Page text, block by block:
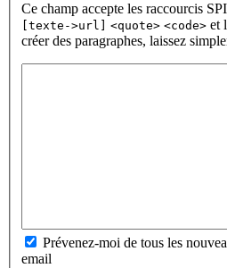
Ce champ accepte les raccourcis
[texte->url]
<quote> <code> et
créer des paragraphes, laissez
Prévenez-moi de tous les
email